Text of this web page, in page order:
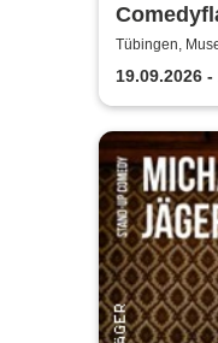
Comedy
Tübingen,
19.09.2026 -